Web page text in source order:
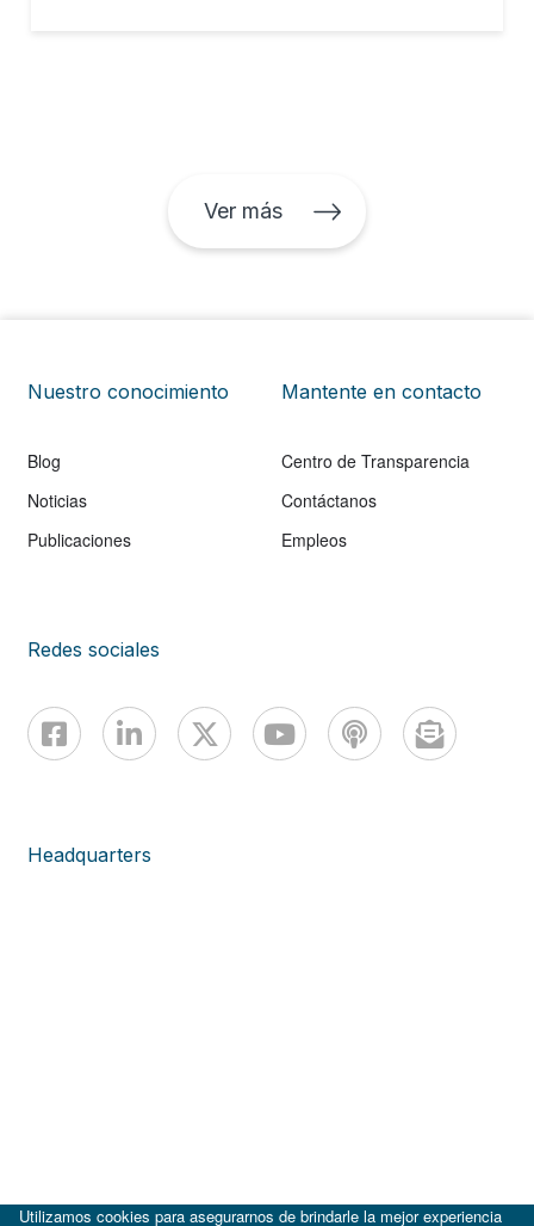
Ver más
Nuestro conocimiento
Blog
Noticias
Publicaciones
Mantente en contacto
Centro de Transparencia
Contáctanos
Empleos
Redes sociales
Headquarters
Utilizamos cookies para asegurarnos de brindarle la mejor experiencia